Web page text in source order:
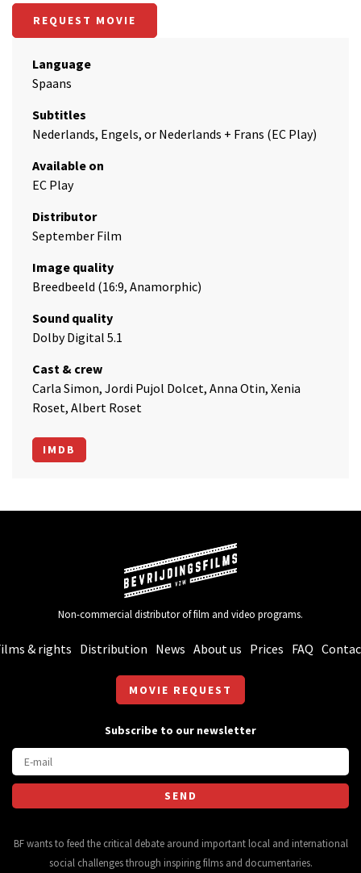
REQUEST MOVIE
Language
Spaans
Subtitles
Nederlands, Engels, or Nederlands + Frans (EC Play)
Available on
EC Play
Distributor
September Film
Image quality
Breedbeeld (16:9, Anamorphic)
Sound quality
Dolby Digital 5.1
Cast & crew
Carla Simon, Jordi Pujol Dolcet, Anna Otin, Xenia
Roset, Albert Roset
IMDB
Non-commercial distributor of film and video programs.
& rights Distribution News About us Prices FAQ
MOVIE REQUEST
Subscribe to our newsletter
BF wants to feed the critical debate around important local and international
social challenges through inspiring films and documentaries.